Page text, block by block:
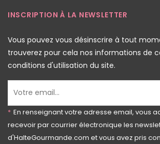
INSCRIPTION À LA NEWSLETTER
Vous pouvez vous désinscrire à tout
trouverez pour cela nos informations de
conditions d'utilisation du site.
* En renseignant votre adresse email, vous
recevoir par courrier électronique les
d'HalteGourmande.com et vous avez pris